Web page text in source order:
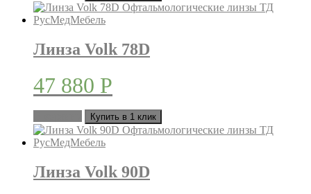
Линза Volk 78D
47 880 Р
Купить в 1 клик
Линза Volk 90D